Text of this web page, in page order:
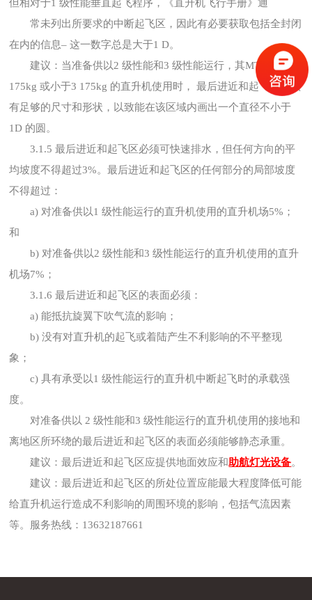
但相对于1 级性能垂直起飞程序，《直升机飞行手册》通
常未列出所要求的中断起飞区，因此有必要获取包括全封闭
在内的信息– 这一数字总是大于1 D。
建议：当准备供以2 级性能和3 级性能运行，其MTOM 为3
175kg 或小于3 175kg 的直升机使用时， 最后进近和起飞区应该
有足够的尺寸和形状，以致能在该区域内画出一个直径不小于
1D 的圆。
3.1.5 最后进近和起飞区必须可快速排水，但任何方向的平
均坡度不得超过3%。最后进近和起飞区的任何部分的局部坡度
不得超过：
a) 对准备供以1 级性能运行的直升机使用的直升机场5%；
和
b) 对准备供以2 级性能和3 级性能运行的直升机使用的直升
机场7%；
3.1.6 最后进近和起飞区的表面必须：
a) 能抵抗旋翼下吹气流的影响；
b) 没有对直升机的起飞或着陆产生不利影响的不平整现
象；
c) 具有承受以1 级性能运行的直升机中断起飞时的承载强
度。
对准备供以 2 级性能和3 级性能运行的直升机使用的接地和
离地区所环绕的最后进近和起飞区的表面必须能够静态承重。
建议：最后进近和起飞区应提供地面效应和助航灯光设备。
建议：最后进近和起飞区的所处位置应能最大程度降低可能
给直升机运行造成不利影响的周围环境的影响，包括气流因素
等。服务热线：13632187661